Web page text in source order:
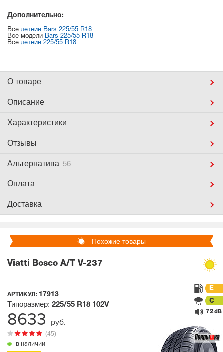
Дополнительно:
Все летние Bars 225/55 R18
Все модели Bars 225/55 R18
Все летние 225/55 R18
О товаре
Описание
Характеристики
Отзывы
Альтернатива 56
Оплата
Доставка
Похожие товары
Viatti Bosco A/T V-237
АРТИКУЛ: 17913
в наличии
(45)
Типоразмер: 225/55 R18 102V
E
C
72 dB
8633 руб.